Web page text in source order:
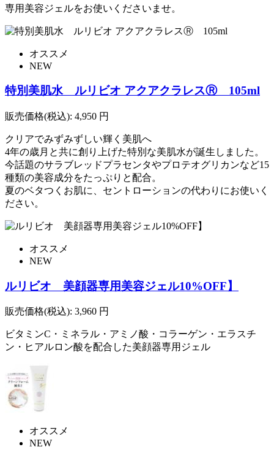
専用美容ジェルをお使いくださいませ。
オススメ
NEW
特別美肌水 ルリビオ アクアクラレスⓇ 105ml
販売価格(税込): 4,950 円
クリアでみずみずしい輝く美肌へ
4年の歳月と共に創り上げた特別な美肌水が誕生しました。
今話題のサラブレッドプラセンタやプロテオグリカンなど15
種類の美容成分をたっぷりと配合。
夏のベタつくお肌に、セントローションの代わりにお使いく
ださい。
オススメ
NEW
ルリビオ 美顔器専用美容ジェル10%OFF】
販売価格(税込): 3,960 円
ビタミンC・ミネラル・アミノ酸・コラーゲン・エラスチ
ン・ヒアルロン酸を配合した美顔器専用ジェル
オススメ
NEW